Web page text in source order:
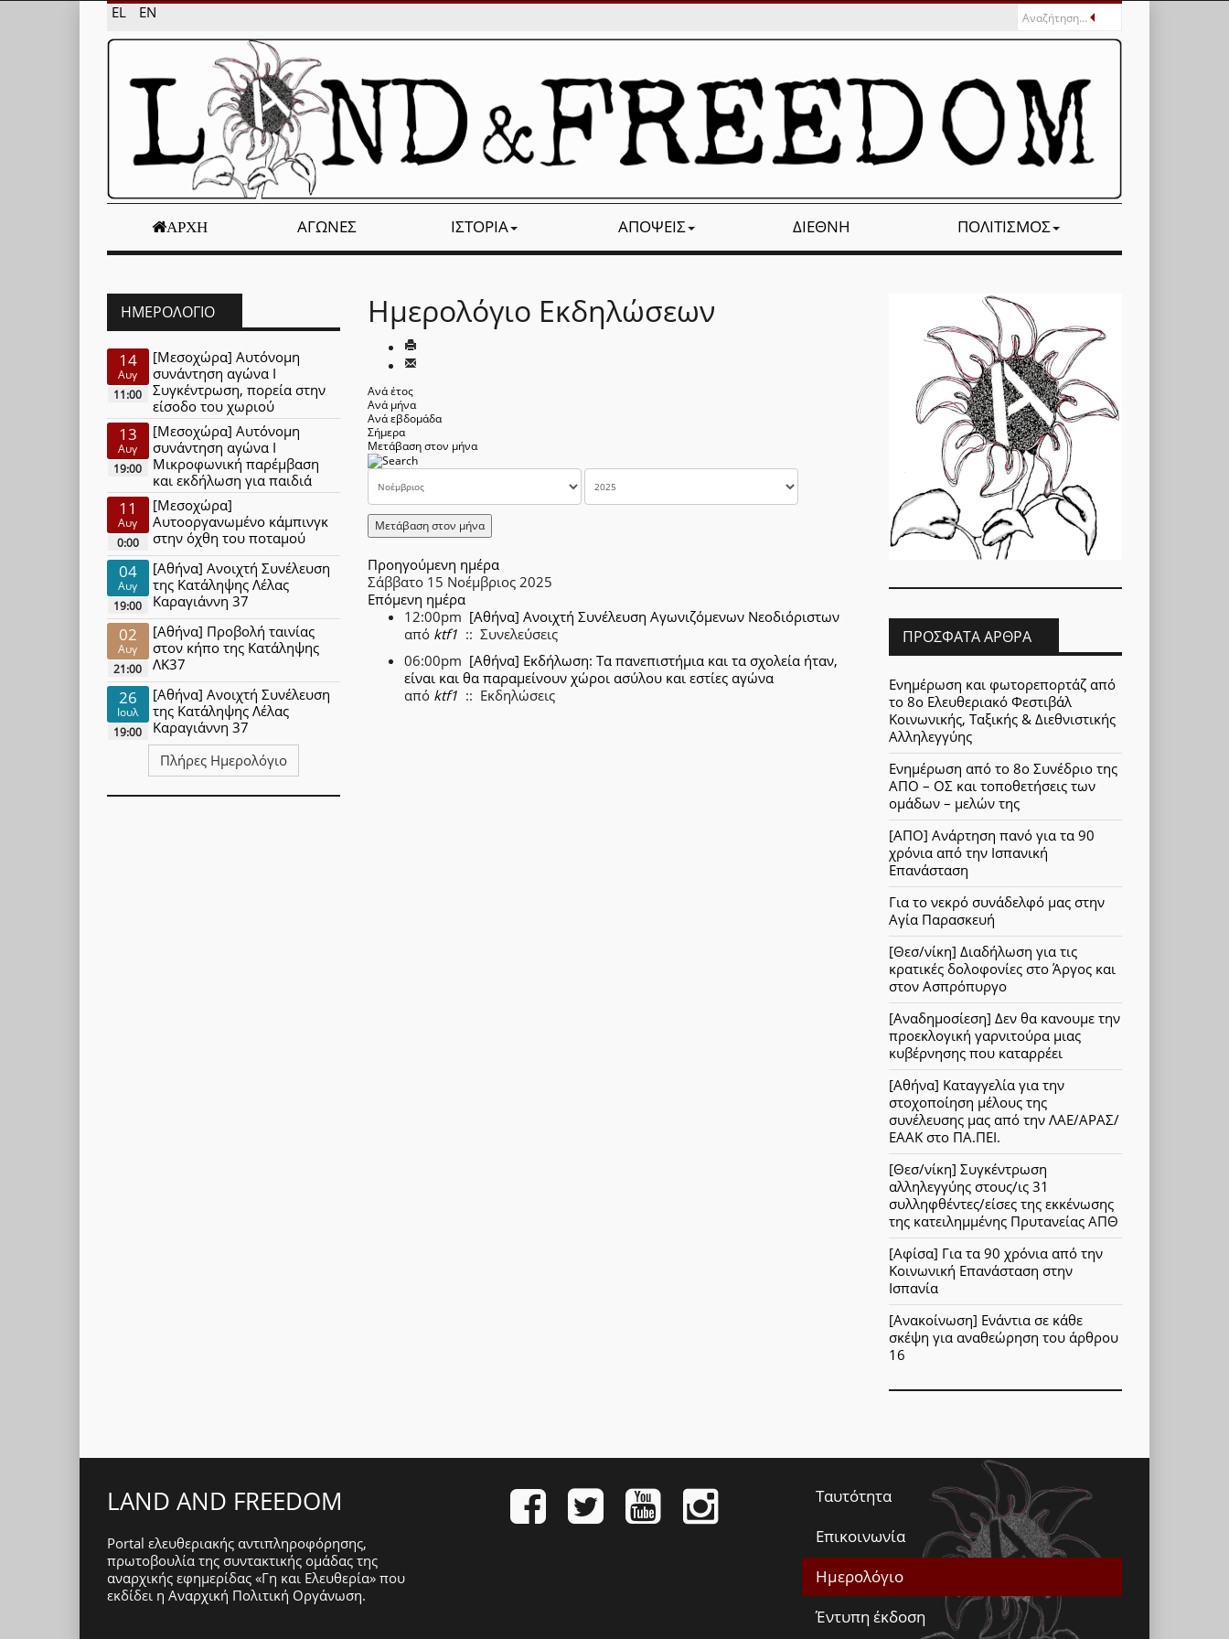
EL EN
ΑΡΧΉ ΑΓΏΝΕΣ ΙΣΤΟΡΊΑ ΑΠΌΨΕΙΣ ΔΙΕΘΝΉ ΠΟΛΙΤΙΣΜΌΣ
Ημερολόγιο Εκδηλώσεων
Ανά έτος
Ανά μήνα
Ανά εβδομάδα
Σήμερα
Μετάβαση στον μήνα
Μετάβαση στον μήνα
Προηγούμενη ημέρα
Σάββατο 15 Νοέμβριος 2025
Επόμενη ημέρα
12:00pm [Αθήνα] Ανοιχτή Συνέλευση Αγωνιζόμενων Νεοδιόριστων
από ktf1 :: Συνελεύσεις
06:00pm [Αθήνα] Εκδήλωση: Τα πανεπιστήμια και τα σχολεία ήταν,
είναι και θα παραμείνουν χώροι ασύλου και εστίες αγώνα
από ktf1 :: Εκδηλώσεις
ΗΜΕΡΟΛΌΓΙΟ
14
Αυγ
11:00
[Μεσοχώρα] Αυτόνομη
συνάντηση αγώνα Ι
Συγκέντρωση, πορεία στην
είσοδο του χωριού
13
Αυγ
19:00
[Μεσοχώρα] Αυτόνομη
συνάντηση αγώνα Ι
Μικροφωνική παρέμβαση
και εκδήλωση για παιδιά
11
Αυγ
0:00
[Μεσοχώρα]
Αυτοοργανωμένο κάμπινγκ
στην όχθη του ποταμού
04
Αυγ
19:00
[Αθήνα] Ανοιχτή Συνέλευση
της Κατάληψης Λέλας
Καραγιάννη 37
02
Αυγ
21:00
[Αθήνα] Προβολή ταινίας
στον κήπο της Κατάληψης
ΛΚ37
26
Ιουλ
19:00
[Αθήνα] Ανοιχτή Συνέλευση
της Κατάληψης Λέλας
Καραγιάννη 37
Πλήρες Ημερολόγιο
ΠΡΌΣΦΑΤΑ ΆΡΘΡΑ
Ενημέρωση και φωτορεπορτάζ από
το 8ο Ελευθεριακό Φεστιβάλ
Κοινωνικής, Ταξικής & Διεθνιστικής
Αλληλεγγύης
Ενημέρωση από το 8ο Συνέδριο της
ΑΠΟ – ΟΣ και τοποθετήσεις των
ομάδων – μελών της
[ΑΠΟ] Ανάρτηση πανό για τα 90
χρόνια από την Ισπανική
Επανάσταση
Για το νεκρό συνάδελφό μας στην
Αγία Παρασκευή
[Θεσ/νίκη] Διαδήλωση για τις
κρατικές δολοφονίες στο Άργος και
στον Ασπρόπυργο
[Αναδημοσίεση] Δεν θα κανουμε την
προεκλογική γαρνιτούρα μιας
κυβέρνησης που καταρρέει
[Αθήνα] Καταγγελία για την
στοχοποίηση μέλους της
συνέλευσης μας από την ΛΑΕ/ΑΡΑΣ/
ΕΑΑΚ στο ΠΑ.ΠΕΙ.
[Θεσ/νίκη] Συγκέντρωση
αλληλεγγύης στους/ις 31
συλληφθέντες/είσες της εκκένωσης
της κατειλημμένης Πρυτανείας ΑΠΘ
[Αφίσα] Για τα 90 χρόνια από την
Κοινωνική Επανάσταση στην
Ισπανία
[Ανακοίνωση] Ενάντια σε κάθε
σκέψη για αναθεώρηση του άρθρου
16
LAND AND FREEDOM
Portal ελευθεριακής αντιπληροφόρησης,
πρωτοβουλία της συντακτικής ομάδας της
αναρχικής εφημερίδας «Γη και Ελευθερία» που
εκδίδει η Αναρχική Πολιτική Οργάνωση.
Ταυτότητα
Επικοινωνία
Ημερολόγιο
Έντυπη έκδοση